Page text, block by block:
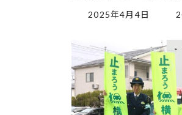
2025年4月4日
時
: